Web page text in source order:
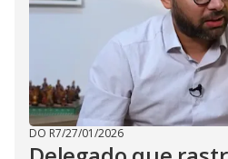
DO R7/27/01/2026